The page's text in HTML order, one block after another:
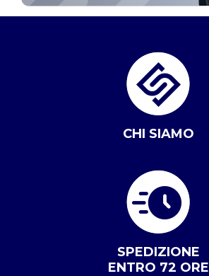
CHI SIAMO
SPEDIZIONE
ENTRO 72 ORE